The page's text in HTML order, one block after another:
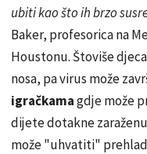
ubiti kao što ih brzo
Baker, profesorica na
Houstonu. Štoviše
nosa, pa virus može
igračkamagdje može
dijete dotakne
može "uhvatiti"